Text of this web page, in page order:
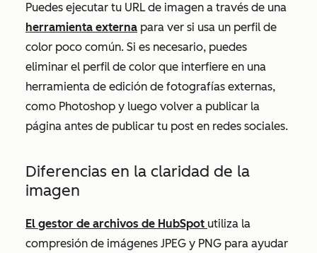
Puedes ejecutar tu URL de imagen a través de una
herramienta externa para ver si usa un perfil de
color poco común. Si es necesario, puedes
eliminar el perfil de color que interfiere en una
herramienta de edición de fotografías externas,
como Photoshop y luego volver a publicar la
página antes de publicar tu post en redes sociales.
Diferencias en la claridad de la
imagen
El gestor de archivos de HubSpot utiliza la
compresión de imágenes JPEG y PNG para ayudar